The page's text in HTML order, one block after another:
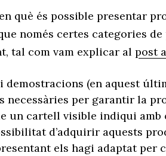
què és possible presentar
només certes categories
tal com vam explicar al post
(en aquest
necessàries per garantir la
un cartell visible indiqui amb
d’adquirir aquests
els hagi adaptat per